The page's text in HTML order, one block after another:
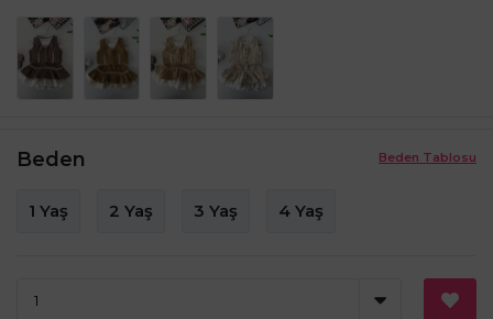
Beden Tablosu
Beden
1 Yaş 2 Yaş 3 Yaş 4 Yaş